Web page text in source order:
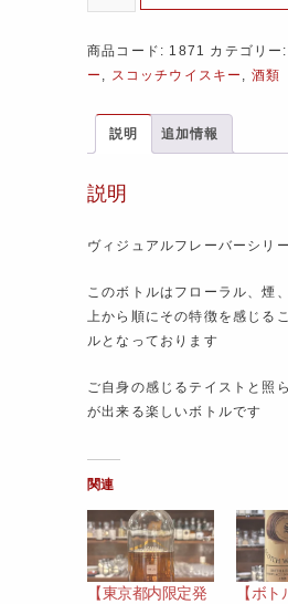
商品コード: 1871 カテゴリー:
ー , スコッチウイスキー , 酒類
説明 追加情報
説明
ヴィジュアルフレーバーシリ
このボトルはフローラル、煙
上から順にその特徴を感じる
ルとなっております
ご自身の感じるテイストと照
が出来る楽しいボトルです
関連
【東京都内限定発
【ボ